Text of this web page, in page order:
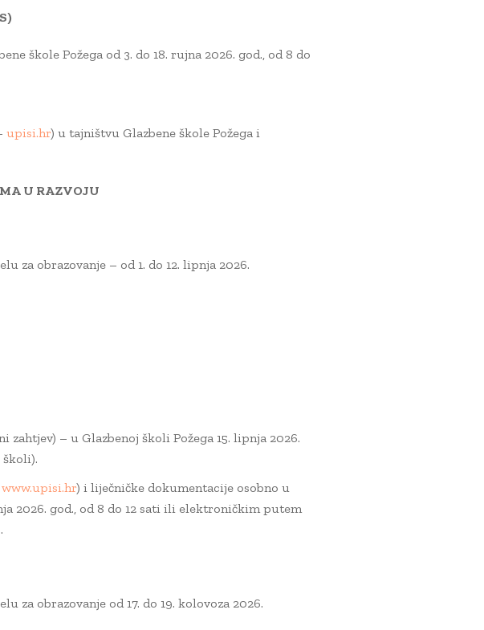
škole Požega od 3. do 18. rujna 2026. god., od 8 do
upisi.hr) u tajništvu Glazbene škole Požega i
U RAZVOJU
za obrazovanje – od 1. do 12. lipnja 2026.
zahtjev) – u Glazbenoj školi Požega 15. lipnja 2026.
školi).
www.upisi.hr) i liječničke dokumentacije osobno u
2026. god., od 8 do 12 sati ili elektroničkim putem
za obrazovanje od 17. do 19. kolovoza 2026.